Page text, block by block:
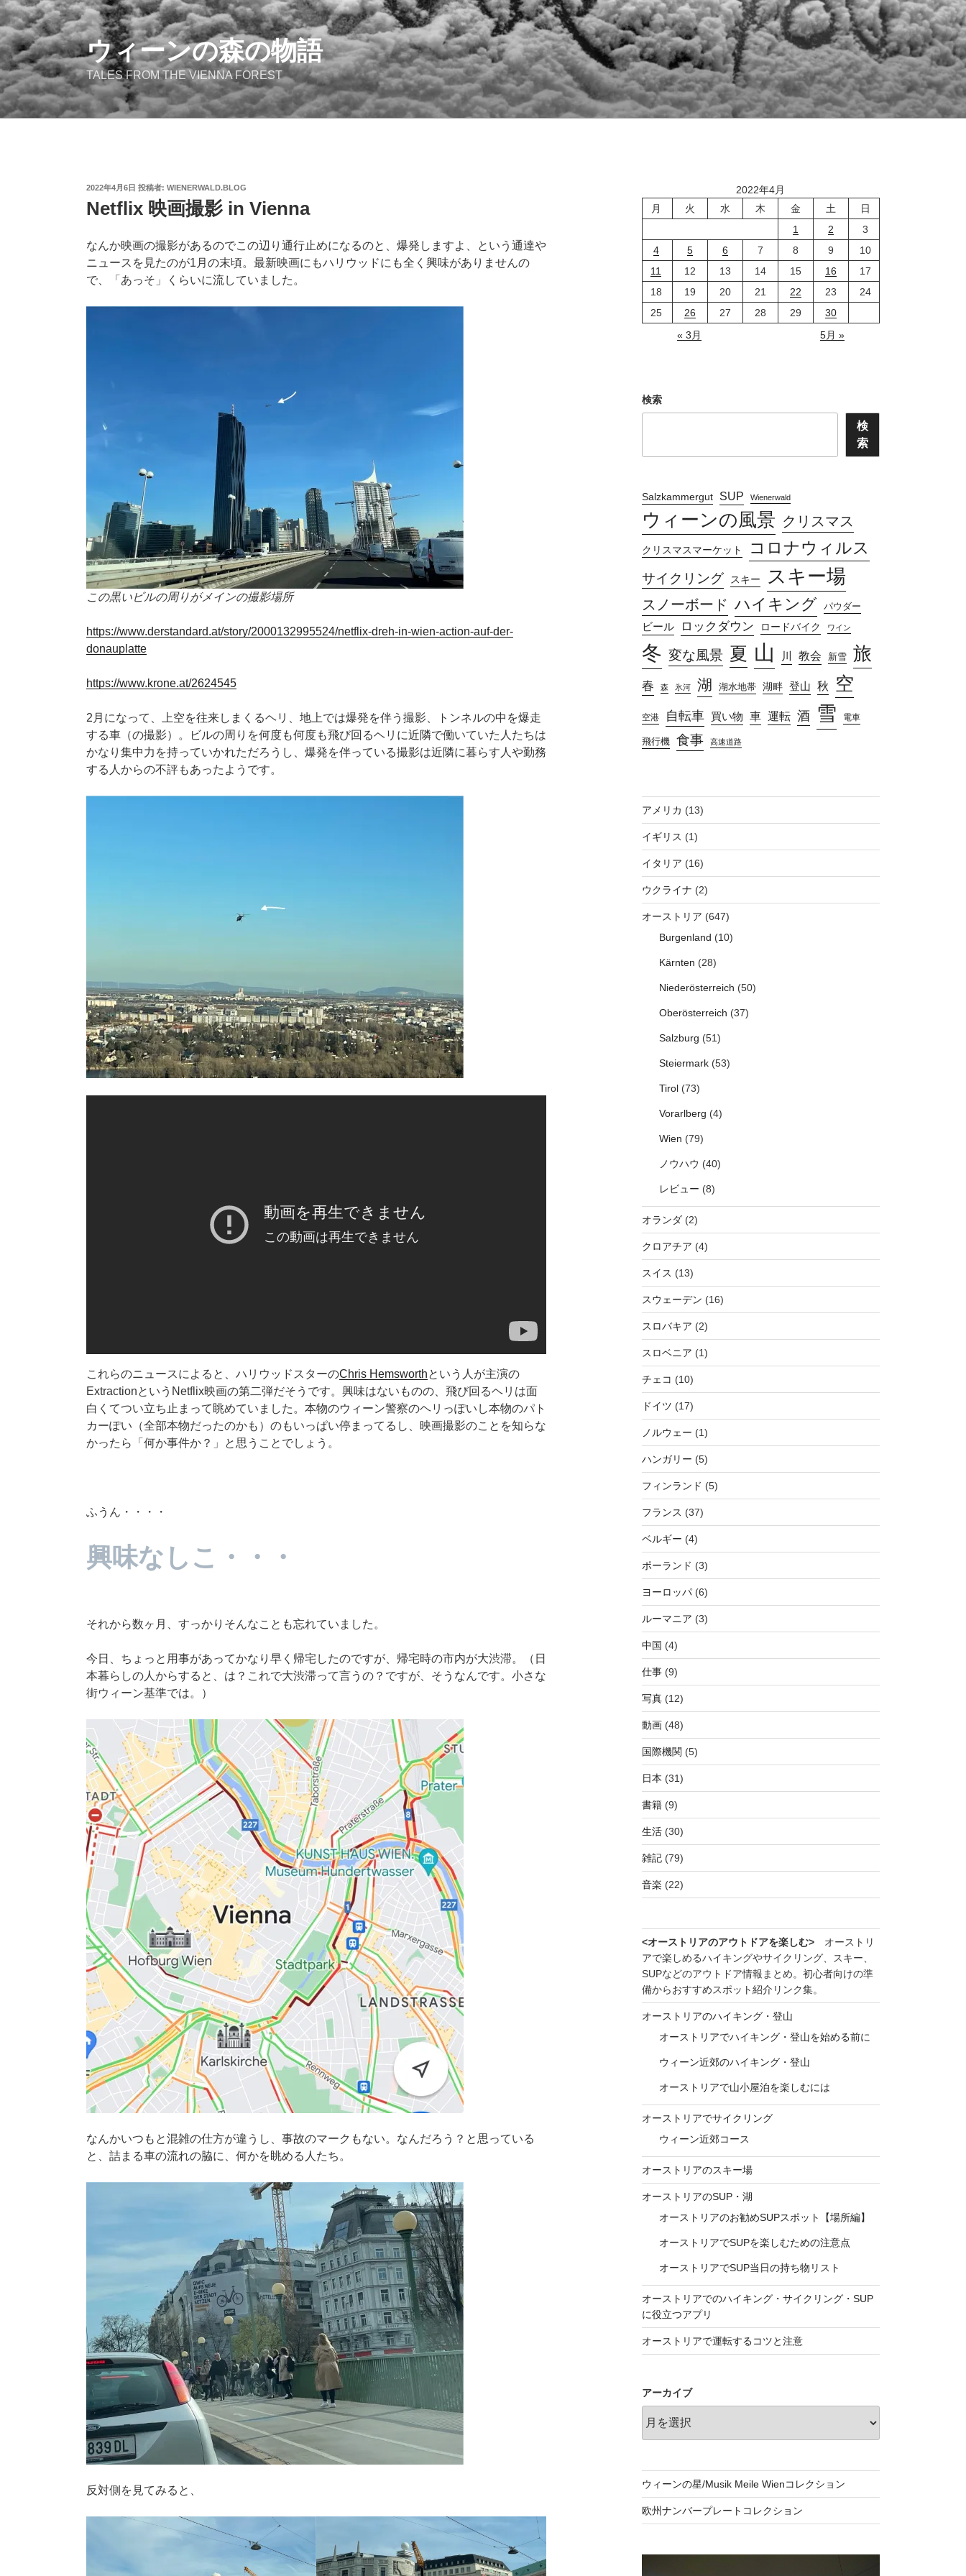
コ
ン
テ
ン
ツ
へ
ス
ウィーンの森の物語
TALES FROM THE VIENNA FOREST
投
日:
2022年4月6日 投稿者: WIENERWALD.BLOG
Netflix 映画撮影 in Vienna
なんか映画の撮影があるのでこの辺り通行止めになるのと、爆発しますよ、という通達や
ニュースを見たのが1月の末頃。最新映画にもハリウッドにも全く興味がありませんの
で、「あっそ」くらいに流していました。
この黒いビルの周りがメインの撮影場所
https://www.derstandard.at/story/2000132995524/netflix-dreh-in-wien-action-auf-der-
donauplatte
https://www.krone.at/2624545
2月になって、上空を往来しまくるヘリ、地上では爆発を伴う撮影、トンネルの中を爆走
する車（の撮影）。ビルの周りを何度も何度も飛び回るヘリに近隣で働いていた人たちは
かなり集中力を持っていかれただろうし、爆発を伴っている撮影は近隣に暮らす人や勤務
する人からの不評もあったようです。
これらのニュースによると、ハリウッドスターのChris Hemsworthという人が主演の
ExtractionというNetflix映画の第二弾だそうです。興味はないものの、飛び回るヘリは面
白くてつい立ち止まって眺めていました。本物のウィーン警察のヘリっぽいし本物のパト
カーぽい（全部本物だったのかも）のもいっぱい停まってるし、映画撮影のことを知らな
かったら「何か事件か？」と思うことでしょう。
ふうん・・・・
興味なしこ・・・
それから数ヶ月、すっかりそんなことも忘れていました。
今日、ちょっと用事があってかなり早く帰宅したのですが、帰宅時の市内が大渋滞。（日
本暮らしの人からすると、は？これで大渋滞って言うの？ですが、そうなんです。小さな
街ウィーン基準では。）
なんかいつもと混雑の仕方が違うし、事故のマークもない。なんだろう？と思っている
と、詰まる車の流れの脇に、何かを眺める人たち。
反対側を見てみると、
2022年4月
月
火 水 木 金 土
日
1
2
3
4
5 6 7 8 9
10
11
12 13 14 15 16
17
18
19 20 21 22 23
24
25
26 27 28 29
30
« 3月
5月 »
検索
検
索
Salzkammergut SUP Wienerwald
ウィーンの風景 クリスマス
クリスマスマーケット コロナウィルス
サイクリング スキー スキー場
スノーボード ハイキング パウダー
ビール ロックダウン ロードバイク ワイン
冬 変な風景 夏 山 川 教会 新雪 旅
春 森 氷河 湖 湖水地帯 湖畔 登山 秋 空
空港 自転車 買い物 車 運転 酒 雪 電車
飛行機 食事 高速道路
アメリカ (13)
イギリス (1)
イタリア (16)
ウクライナ (2)
オーストリア (647)
Burgenland (10)
Kärnten (28)
Niederösterreich (50)
Oberösterreich (37)
Salzburg (51)
Steiermark(53)
Tirol(73)
Vorarlberg (4)
Wien (79)
ノウハウ (40)
レビュー (8)
オランダ(2)
クロアチア (4)
スイス (13)
スウェーデン (16)
スロバキア (2)
スロベニア (1)
チェコ (10)
ドイツ (17)
ノルウェー (1)
ハンガリー (5)
フィンランド (5)
フランス (37)
ベルギー (4)
ポーランド (3)
ヨーロッパ(6)
ルーマニア (3)
中国 (4)
仕事(9)
写真(12)
動画(48)
国際機関 (5)
日本 (31)
書籍(9)
生活(30)
雑記(79)
音楽 (22)
<オーストリアのアウトドアを楽しむ>オーストリ
アで楽しめるハイキングやサイクリング、スキー、
SUPなどのアウトドア情報まとめ。初心者向けの準
備からおすすめスポット紹介リンク集。
オーストリアのハイキング・登山
オーストリアでハイキング・登山を始める前に
ウィーン近郊のハイキング・登山
オーストリアで山小屋泊を楽しむには
オーストリアでサイクリング
ウィーン近郊コース
オーストリアのスキー場
オーストリアのSUP・湖
オーストリアのお勧めSUPスポット【場所編】
オーストリアでSUPを楽しむための注意点
オーストリアでSUP当日の持ち物リスト
オーストリアでのハイキング・サイクリング・SUP
に役立つアプリ
オーストリアで運転するコツと注意
アーカイブ
ウィーンの星/Musik Meile Wienコレクション
欧州ナンバープレートコレクション